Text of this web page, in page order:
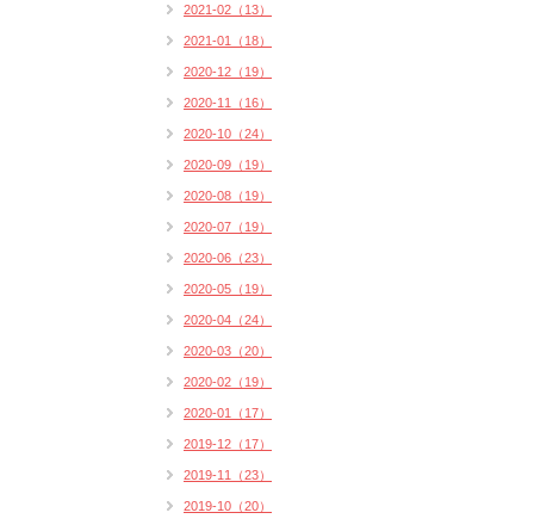
2021-02（13）
2021-01（18）
2020-12（19）
2020-11（16）
2020-10（24）
2020-09（19）
2020-08（19）
2020-07（19）
2020-06（23）
2020-05（19）
2020-04（24）
2020-03（20）
2020-02（19）
2020-01（17）
2019-12（17）
2019-11（23）
2019-10（20）